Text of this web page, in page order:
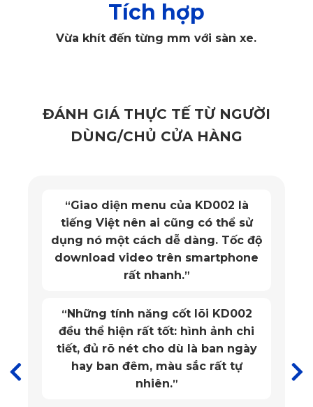
các chất độc hại và đảm bảo an toàn cho sức khỏe người
sử dụng. Chất liệu này không chỉ giúp thảm lót sàn chịu
Tích hợp
Vừa khít đến từng mm với sàn xe.
ĐÁNH GIÁ THỰC TẾ TỪ NGƯỜI
DÙNG/CHỦ CỬA HÀNG
tự
“Mặt trước thảm KATA chống
chống bụi bẩn rất tốt. Mặt
chống trơn trượt. Lắp đặt thì
đơn giản!
cho người sử dụng.